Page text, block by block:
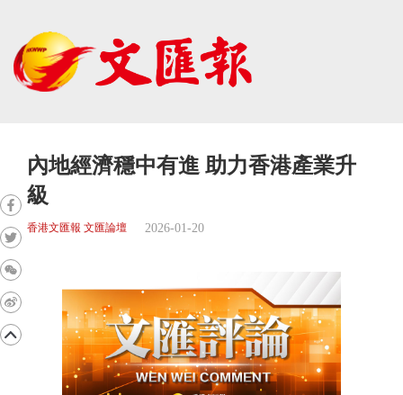
內地經濟穩中有進 助力香港產業升
級
香港文匯報 文匯論壇 2026-01-20